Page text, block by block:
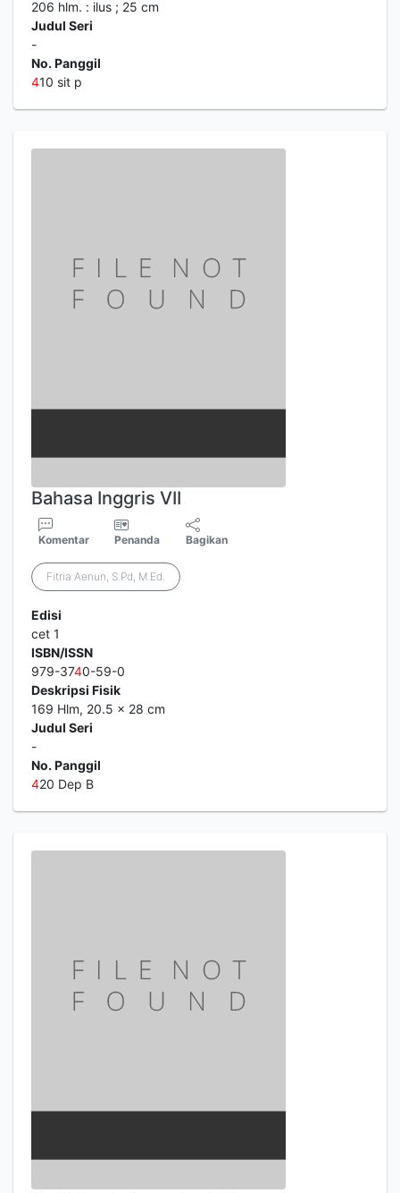
206 hlm. : ilus ; 25 cm
Judul Seri
-
No. Panggil
410 sit p
Bahasa Inggris VII
Komentar Penanda Bagikan
Fitria Aenun, S.Pd, M.Ed.
Edisi
cet 1
ISBN/ISSN
979-3740-59-0
Deskripsi Fisik
169 Hlm, 20.5 x 28 cm
Judul Seri
-
No. Panggil
420 Dep B